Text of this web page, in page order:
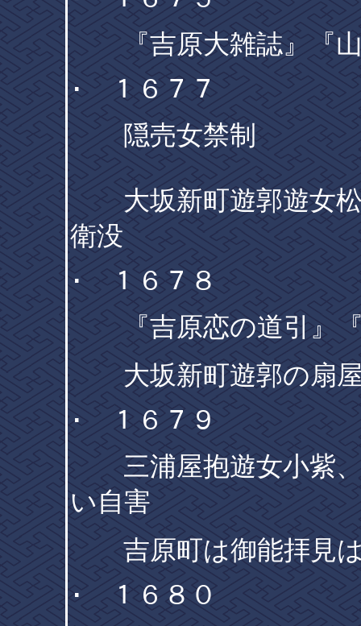
『吉原大雑誌』『山
･ １６７７
隠売女禁制
大坂新町遊郭遊女松
衛没
･ １６７８
『吉原恋の道引』『
大坂新町遊郭の扇屋
･ １６７９
三浦屋抱遊女小紫、
い自害
吉原町は御能拝見
･ １６８０